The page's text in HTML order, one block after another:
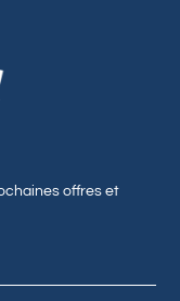
offres et